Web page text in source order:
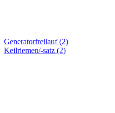
Generatorfreilauf (2)
Keilriemen/-satz (2)